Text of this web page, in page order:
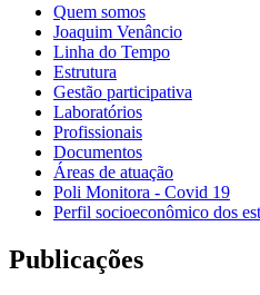
Quem somos
Joaquim Venâncio
Linha do Tempo
Estrutura
Gestão participativa
Laboratórios
Profissionais
Documentos
Áreas de atuação
Poli Monitora - Covid 19
Perfil socioeconômico dos
Publicações